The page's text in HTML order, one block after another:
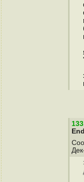
133